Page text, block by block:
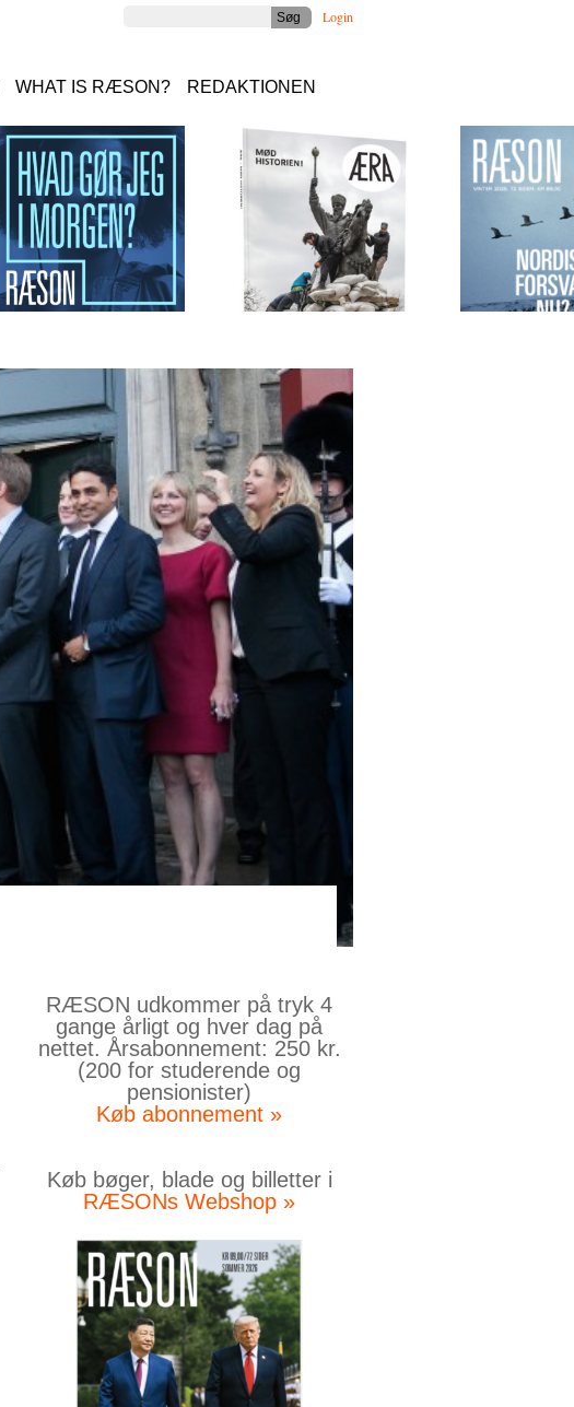
Login
WHAT IS RÆSON? REDAKTIONEN
RÆSON udkommer på tryk 4
gange årligt og hver dag på
nettet. Årsabonnement: 250 kr.
(200 for studerende og
pensionister)
Køb abonnement »
Køb bøger, blade og billetter i
RÆSONs Webshop »